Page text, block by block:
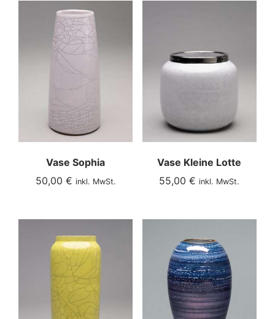
Vase Sophia
50,00 € inkl. MwSt.
Vase Kleine Lotte
55,00€ inkl. MwSt.